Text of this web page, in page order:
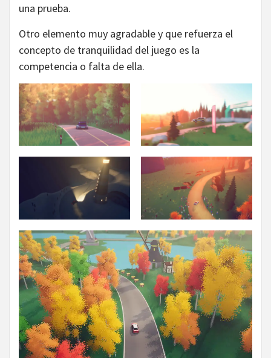
una prueba.
Otro elemento muy agradable y que refuerza el
concepto de tranquilidad del juego es la
competencia o falta de ella.